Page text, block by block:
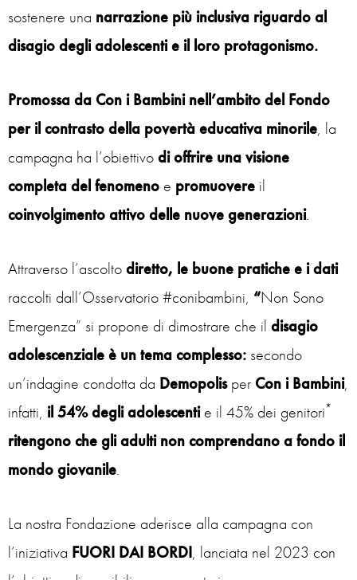
sostenere una narrazione più inclusiva riguardo al
disagio degli adolescenti e il loro protagonismo.
Promossa da Con i Bambini nell’ambito del Fondo
per il contrasto della povertà educativa minorile, la
campagna ha l’obiettivodi offrire una visione
completa del fenomeno e promuovere il
coinvolgimento attivo delle nuove generazioni.
Attraverso l’ascoltodiretto, le buone pratiche e i dati
raccolti dall’Osservatorio #conibambini, “Non Sono
Emergenza” si propone di dimostrare che il disagio
adolescenziale è un tema complesso: secondo
un’indagine condotta da Demopolisper Con i Bambini,
infatti, il 54% degli adolescentie il 45% dei genitori*
ritengono che gli adulti non comprendano a fondo il
mondo giovanile.
La nostra Fondazione aderisce alla campagna con
l’iniziativa FUORI DAI BORDI, lanciata nel 2023 con